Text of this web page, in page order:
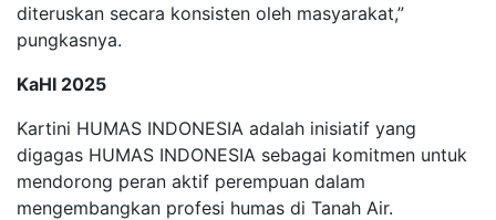
diteruskan secara konsisten oleh masyarakat,”
pungkasnya.
KaHI 2025
Kartini HUMAS INDONESIA adalah inisiatif yang
digagas HUMAS INDONESIA sebagai komitmen untuk
mendorong peran aktif perempuan dalam
mengembangkan profesi humas di Tanah Air.